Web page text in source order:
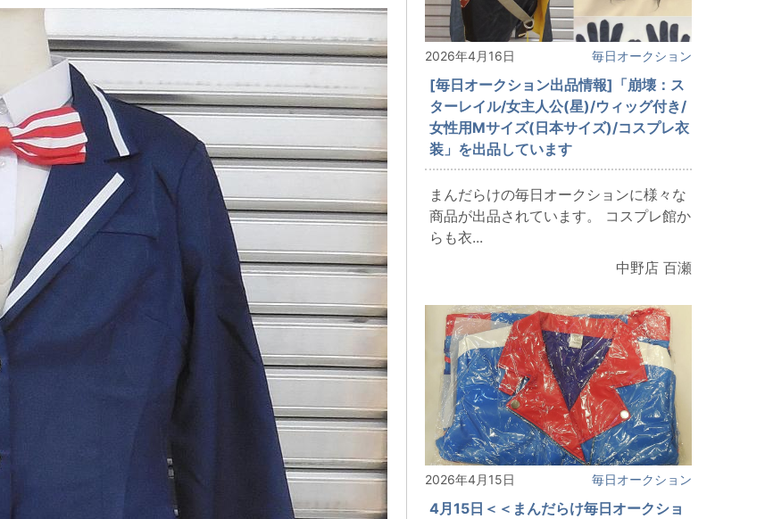
2026年4月16日 毎日オークション
[毎日オークション出品情報]「崩壊：ス
ターレイル/女主人公(星)/ウィッグ付き/
女性用Mサイズ(日本サイズ)/コスプレ衣
装」を出品しています
まんだらけの毎日オークションに様々な
商品が出品されています。 コスプレ館か
らも衣...
中野店 百瀬
2026年4月15日 毎日オークション
4月15日＜＜まんだらけ毎日オークショ